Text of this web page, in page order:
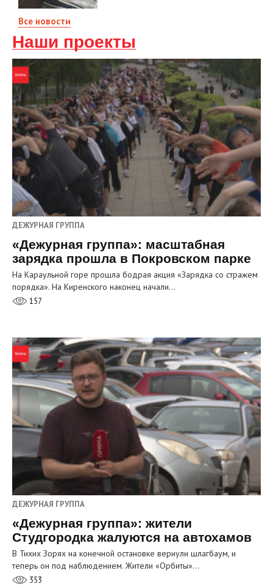
Все новости
Наши проекты
ДЕЖУРНАЯ ГРУППА
«Дежурная группа»: масштабная
зарядка прошла в Покровском парке
На Караульной горе прошла бодрая акция «Зарядка со стражем
порядка». На Киренского наконец начали…
157
ДЕЖУРНАЯ ГРУППА
«Дежурная группа»: жители
Студгородка жалуются на автохамов
В Тихих Зорях на конечной остановке вернули шлагбаум, и
теперь он под наблюдением. Жители «Орбиты»…
353